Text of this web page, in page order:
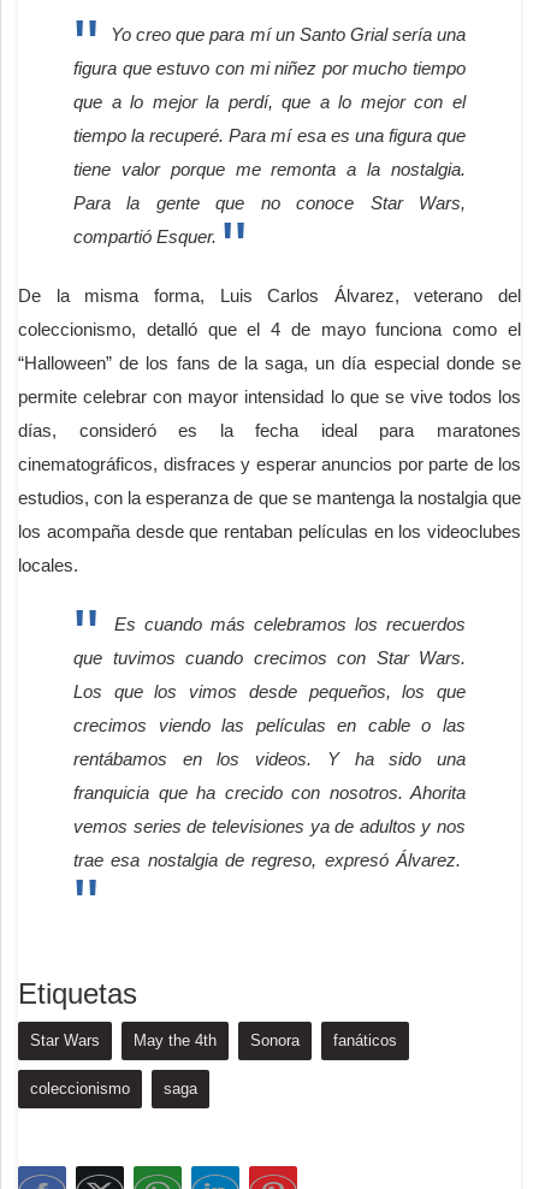
Yo creo que para mí un Santo Grial sería una
figura que estuvo con mi niñez por mucho tiempo
que a lo mejor la perdí, que a lo mejor con el
tiempo la recuperé. Para mí esa es una figura que
tiene valor porque me remonta a la nostalgia.
Para la gente que no conoce Star Wars,
compartió Esquer.
De la misma forma, Luis Carlos Álvarez, veterano del
coleccionismo, detalló que el 4 de mayo funciona como el
“Halloween” de los fans de la saga, un día especial donde se
permite celebrar con mayor intensidad lo que se vive todos los
días, consideró es la fecha ideal para maratones
cinematográficos, disfraces y esperar anuncios por parte de los
estudios, con la esperanza de que se mantenga la nostalgia que
los acompaña desde que rentaban películas en los videoclubes
locales.
Es cuando más celebramos los recuerdos
que tuvimos cuando crecimos con Star Wars.
Los que los vimos desde pequeños, los que
crecimos viendo las películas en cable o las
rentábamos en los videos. Y ha sido una
franquicia que ha crecido con nosotros. Ahorita
vemos series de televisiones ya de adultos y nos
trae esa nostalgia de regreso, expresó Álvarez.
Etiquetas
Star Wars May the 4th Sonora fanáticos
coleccionismo saga